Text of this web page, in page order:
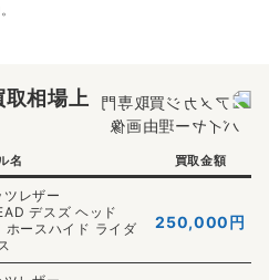
取相場上
名 買取金額
レザー
デスズ ヘッド
ホースハイド ライダ
250,000 円